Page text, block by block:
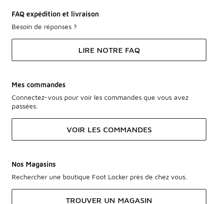
FAQ expédition et livraison
Besoin de réponses ?
LIRE NOTRE FAQ
Mes commandes
Connectez-vous pour voir les commandes que vous avez
passées.
VOIR LES COMMANDES
Nos Magasins
Rechercher une boutique Foot Locker près de chez vous.
TROUVER UN MAGASIN